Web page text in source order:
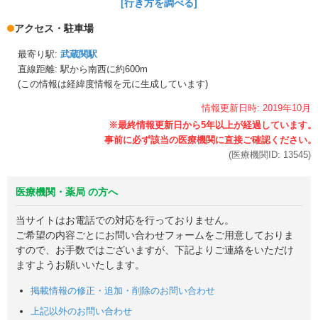
[行き方を調べる]
アクセス・駐車場
最寄り駅: 武蔵関駅
直線距離: 駅から南西に約600m
(この情報は経緯度情報を元に生成しています)
情報更新日時: 2019年10月
(医療機関ID: 13545)
医療機関・薬局 の方へ
当サイトはお電話での対応を行っておりません。
ご希望の内容ごとにお問い合わせフォームをご用意しておりま
すので、お手数ではございますが、下記よりご連絡をいただけ
ますようお願いいたします。
掲載情報の修正・追加・削除のお問い合わせ
上記以外のお問い合わせ